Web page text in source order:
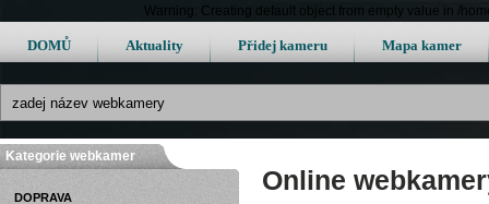
Warning: Creating default object from empty value in /
DOMŮ Aktuality Přidej kameru Mapa kamer
Online
Kategorie webkamer
DOPRAVA